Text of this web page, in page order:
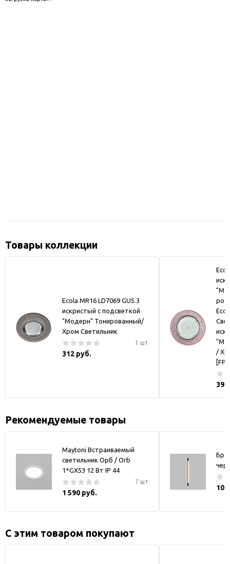
Товары коллекции
Ecola MR16 LD7069 GU5.3
искристый с подсветкой
"Модерн" Тонированный/
Хром Светильник
1 шт
312 руб.
/
Рекомендуемые товары
Maytoni Встраиваемый
светильник Орб / Orb
1*GX53 12 Вт IP 44
7 шт
1 590 руб.
Бра
10
С этим товаром покупают